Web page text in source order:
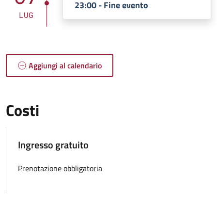
LUG
23:00 - Fine evento
Aggiungi al calendario
Costi
Ingresso gratuito
Prenotazione obbligatoria